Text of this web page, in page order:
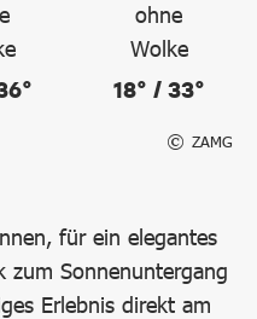
18° / 33°
ZAMG
für ein elegantes
zum Sonnenuntergang
Erlebnis direkt am